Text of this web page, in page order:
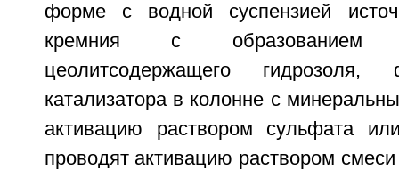
форме с водной суспензией
кремния с образованием
цеолитсодержащего
катализатора в колонне с
активацию раствором сульфата
проводят активацию раствором